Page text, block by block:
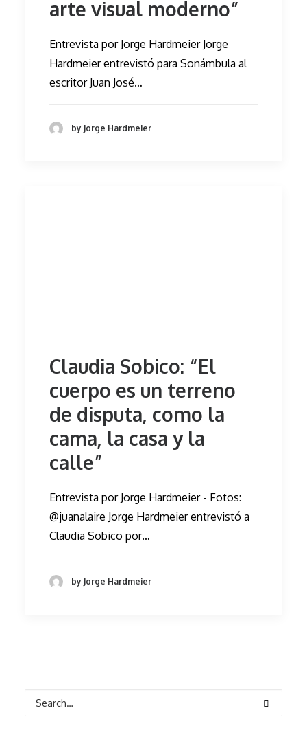
arte visual moderno”
Entrevista por Jorge Hardmeier Jorge
Hardmeier entrevistó para Sonámbula al
escritor Juan José…
by Jorge Hardmeier
Claudia Sobico: “El
cuerpo es un terreno
de disputa, como la
cama, la casa y la
calle”
Entrevista por Jorge Hardmeier - Fotos:
@juanalaire Jorge Hardmeier entrevistó a
Claudia Sobico por…
by Jorge Hardmeier